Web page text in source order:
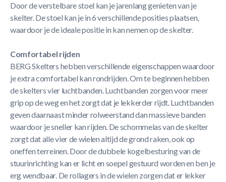
Door de verstelbare stoel kan je jarenlang genieten van je
skelter. De stoel kan je in 6 verschillende posities plaatsen,
waardoor je de ideale positie in kan nemen op de skelter.
Comfortabel rijden
BERG Skelters hebben verschillende eigenschappen waardoor
je extra comfortabel kan rondrijden. Om te beginnen hebben
de skelters vier luchtbanden. Luchtbanden zorgen voor meer
grip op de weg en het zorgt dat je lekkerder rijdt. Luchtbanden
geven daarnaast minder rolweerstand dan massieve banden
waardoor je sneller kan rijden. De schommelas van de skelter
zorgt dat alle vier de wielen altijd de grond raken, ook op
oneffen terreinen. Door de dubbele kogelbesturing van de
stuurinrichting kan er licht en soepel gestuurd worden en ben je
erg wendbaar. De rollagers in de wielen zorgen dat er lekker